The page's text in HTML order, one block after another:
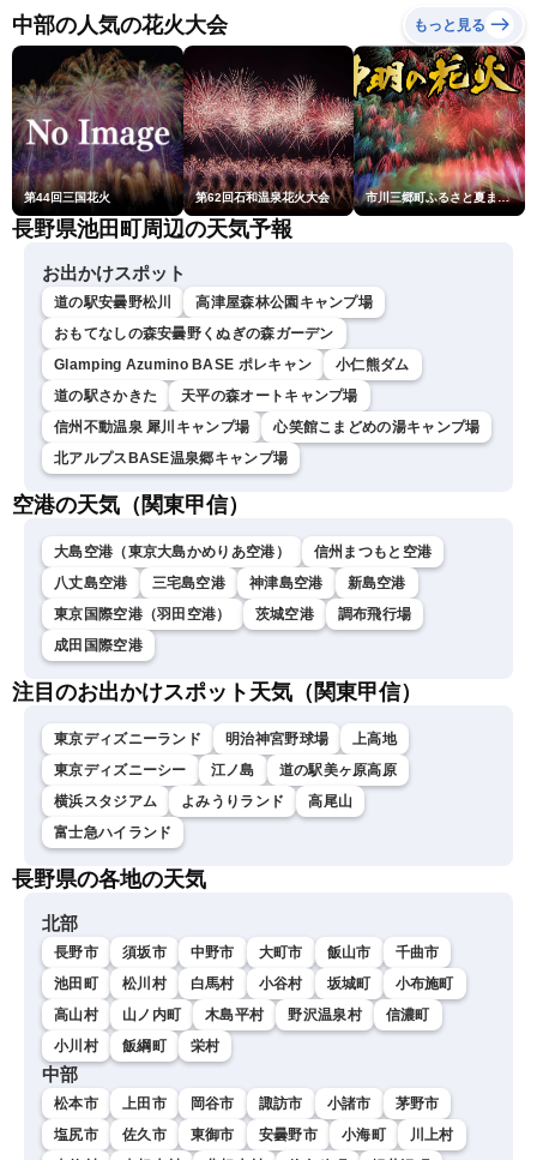
ュースLiVEイブニング・小
川千奈／内藤邦裕〉
中部の人気の花火大会 もっと見る
第44回三国花火 第62回石和温泉花火大会 市川三郷町ふるさと夏まつり第38回神明の花火大会
長野県池田町周辺の天気予報
お出かけスポット
道の駅安曇野松川
高津屋森林公園キャンプ場
おもてなしの森安曇野くぬぎの森ガーデン
Glamping Azumino BASE ポレキャン
小仁熊ダム
道の駅さかきた
天平の森オートキャンプ場
信州不動温泉 犀川キャンプ場
心笑館こまどめの湯キャンプ場
北アルプスBASE温泉郷キャンプ場
空港の天気（関東甲信）
大島空港（東京大島かめりあ空港）
信州まつもと空港
八丈島空港
三宅島空港 神津島空港
新島空港
東京国際空港（羽田空港）
茨城空港
調布飛行場
成田国際空港
注目のお出かけスポット天気（関東甲信）
東京ディズニーランド 明治神宮野球場
上高地
東京ディズニーシー
江ノ島
道の駅美ヶ原高原
横浜スタジアム
よみうりランド
高尾山
富士急ハイランド
長野県の各地の天気
北部
長野市 須坂市 中野市 大町市 飯山市
千曲市
池田町
松川村 白馬村 小谷村 坂城町
小布施町
高山村
山ノ内町 木島平村 野沢温泉村
信濃町
小川村
飯綱町 栄村
中部
松本市 上田市 岡谷市 諏訪市 小諸市
茅野市
塩尻市
佐久市 東御市 安曇野市 小海町
川上村